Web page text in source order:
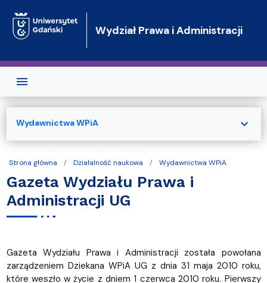
Wydział Prawa i Administracji
Strona główna Działalność naukowa Wydawnictwa WPiA
Gazeta Wydziału Prawa i
Administracji UG
Gazeta Wydziału Prawa i Administracji została powołana
zarządzeniem Dziekana WPiA UG z dnia 31 maja 2010 roku,
które weszło w życie z dniem 1 czerwca 2010 roku. Pierwszy
Wydawnictwa WPiA expand_more